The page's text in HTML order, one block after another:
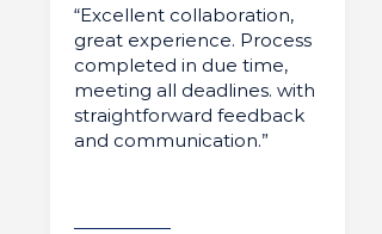
“Excellent collaboration,
great experience. Process
completed in due time,
meeting all deadlines. with
straightforward feedback
and communication.”